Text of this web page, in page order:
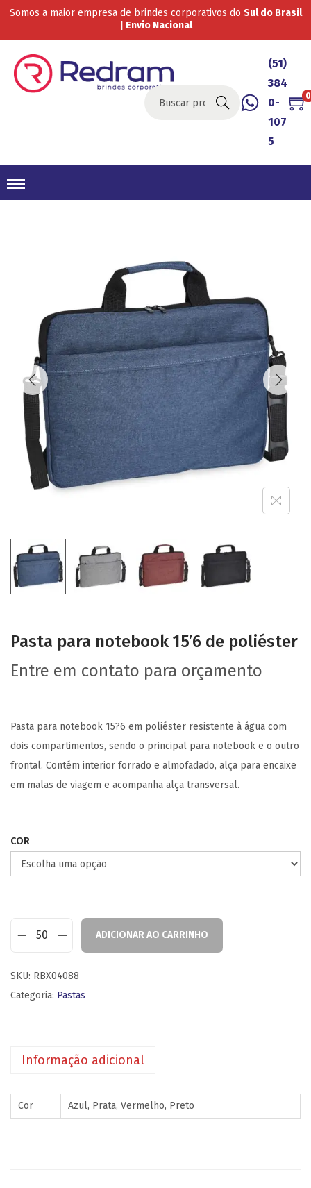
Somos a maior empresa de brindes corporativos do Sul do Brasil
| Envio Nacional
Buscar
(51)
384
0-
107
5
0
Pasta para notebook 15’6 de poliéster
Entre em contato para orçamento
Pasta para notebook 15?6 em poliéster resistente à água com
dois compartimentos, sendo o principal para notebook e o outro
frontal. Contém interior forrado e almofadado, alça para encaixe
em malas de viagem e acompanha alça transversal.
COR
ADICIONAR AO CARRINHO
SKU: RBX04088
Categoria: Pastas
Informação adicional
Cor Azul, Prata, Vermelho, Preto